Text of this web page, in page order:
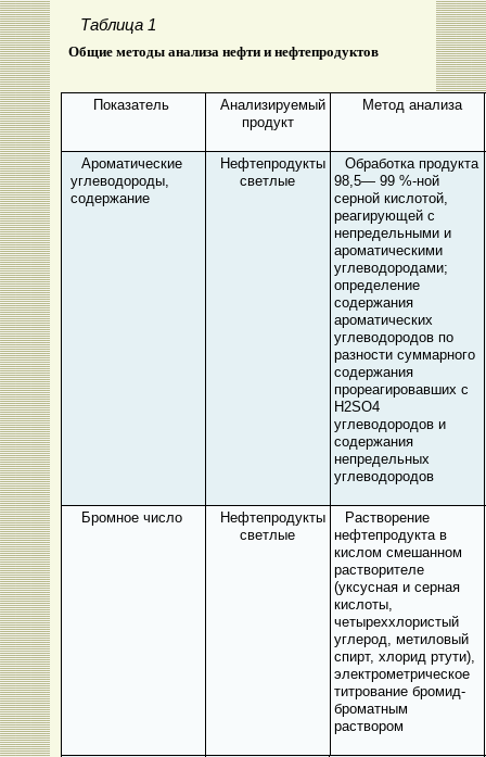
Таблица 1
Общие методы анализа нефти и нефтепродуктов
Показатель
Анализируемый
продукт
Метод анализа
Ароматические
углеводороды,
содержание
Нефтепродукты
светлые
Обработка продукта
98,5— 99 %-ной
серной кислотой,
реагирующей с
непредельными и
ароматическими
углеводородами;
определение
содержания
ароматических
углеводородов по
разности суммарного
содержания
прореагировавших с
H2SO4
углеводородов и
содержания
непредельных
углеводородов
Бромное число
Нефтепродукты
светлые
Растворение
нефтепродукта в
кислом смешанном
растворителе
(уксусная и серная
кислоты,
четыреххлористый
углерод, метиловый
спирт, хлорид ртути),
электрометрическое
титрование бромид-
броматным
раствором